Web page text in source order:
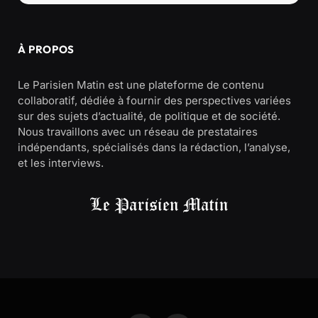
À PROPOS
Le Parisien Matin est une plateforme de contenu
collaboratif, dédiée à fournir des perspectives variées
sur des sujets d’actualité, de politique et de société.
Nous travaillons avec un réseau de prestataires
indépendants, spécialisés dans la rédaction, l’analyse,
et les interviews.